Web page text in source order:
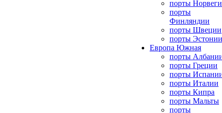
порты
порты
Финляндии
порты Швеции
порты Эстонии
Европа Южная
порты
порты Греции
порты
порты Италии
порты Кипра
порты Мальты
порты